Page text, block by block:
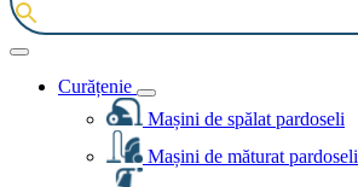
Curățenie
Mașini de spălat pardoseli
Mașini de măturat pardoseli